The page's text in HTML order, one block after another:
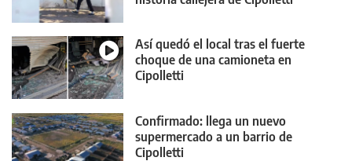
Así quedó el local tras el fuerte
choque de una camioneta en
Cipolletti
Confirmado: llega un nuevo
supermercado a un barrio de
Cipolletti